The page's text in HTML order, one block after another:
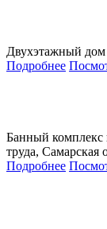
Двухэтажный дом
Подробнее
Банный комплекс
труда, Самарская
Подробнее